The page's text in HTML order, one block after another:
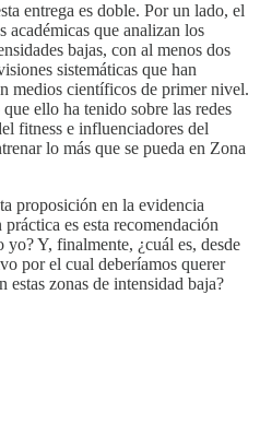
entrega es doble. Por un lado, el
académicas que analizan los
bajas, con al menos dos
sistemáticas que han
medios científicos de primer nivel.
ello ha tenido sobre las redes
fitness e influenciadores del
lo más que se pueda en Zona
proposición en la evidencia
es esta recomendación
yo? Y, finalmente, ¿cuál es, desde
por el cual deberíamos querer
estas zonas de intensidad baja?